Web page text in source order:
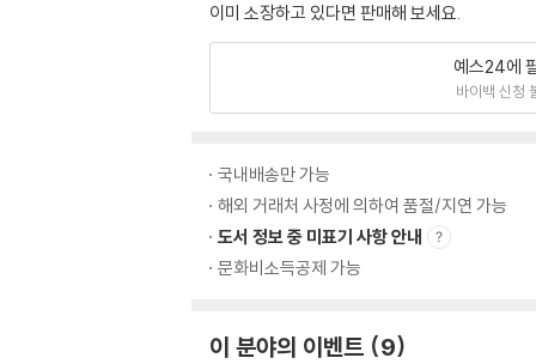
이미 소장하고 있다면 판매해 보세요.
예스24에
바이백 신청
국내배송만 가능
해외 거래처 사정에 의하여 품절/지연 가능
도서 정보 중 미표기 사항 안내
문화비소득공제 가능
이 분야의 이벤트 9